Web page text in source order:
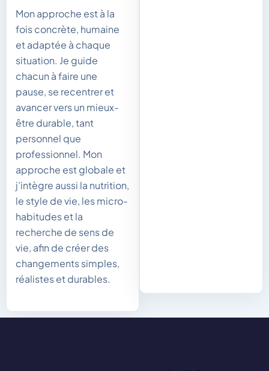
Mon approche est à la
fois concrète, humaine
et adaptée à chaque
situation. Je guide
chacun à faire une
pause, se recentrer et
avancer vers un mieux-
être durable, tant
personnel que
professionnel. Mon
approche est globale et
j’intègre aussi la nutrition,
le style de vie, les micro-
habitudes et la
recherche de sens de
vie, afin de créer des
changements simples,
réalistes et durables.